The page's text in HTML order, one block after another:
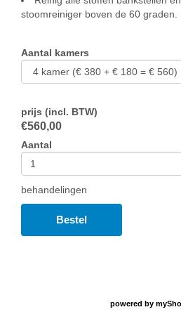
stoomreiniger boven de 60 graden.
Aantal kamers
prijs (incl. BTW)
€560,00
Aantal
behandelingen
Bestel
powered by